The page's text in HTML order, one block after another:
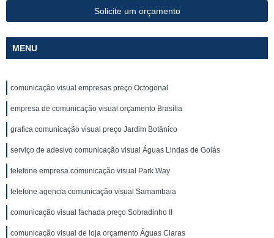
Solicite um orçamento
MENU
comunicação visual empresas preço Octogonal
empresa de comunicação visual orçamento Brasília
grafica comunicação visual preço Jardim Botânico
serviço de adesivo comunicação visual Águas Lindas de Goiás
telefone empresa comunicação visual Park Way
telefone agencia comunicação visual Samambaia
comunicação visual fachada preço Sobradinho II
comunicação visual de loja orçamento Águas Claras